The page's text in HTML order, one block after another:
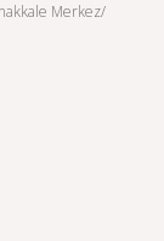
Merkez/